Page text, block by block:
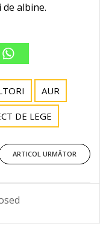
albine.
AUR
DE LEGE
ARTICOL URMĂTOR